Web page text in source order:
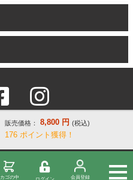
カゴの中 会員登録
販売価格： 8,800 円 (税込)
176 ポイント獲得！
↑